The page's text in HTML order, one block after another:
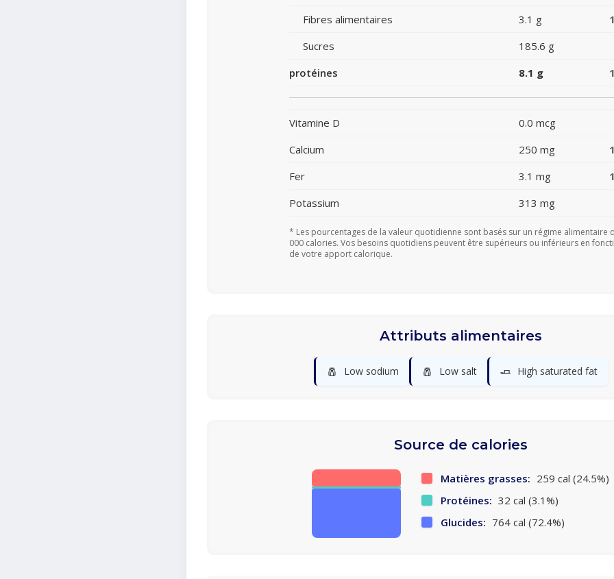
Fibres alimentaires
3.1 g
Sucres
185.6 g
protéines
8.1 g
Vitamine D 0.0 mcg
Calcium
250 mg
Fer
3.1 mg
Potassium
313 mg
* Les pourcentages de la valeur quotidienne sont basés sur un régime alimentaire
000 calories. Vos besoins quotidiens peuvent être supérieurs ou inférieurs en
de votre apport calorique.
Attributs alimentaires
🧂 Low sodium 🧂 Low salt 🧈 High saturated fat
Source de calories
Matières grasses: 259 cal (24.5%)
Protéines: 32 cal (3.1%)
Glucides: 764 cal (72.4%)